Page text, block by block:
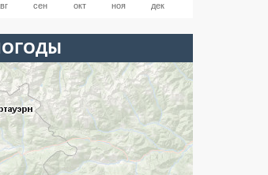
сен окт ноя дек